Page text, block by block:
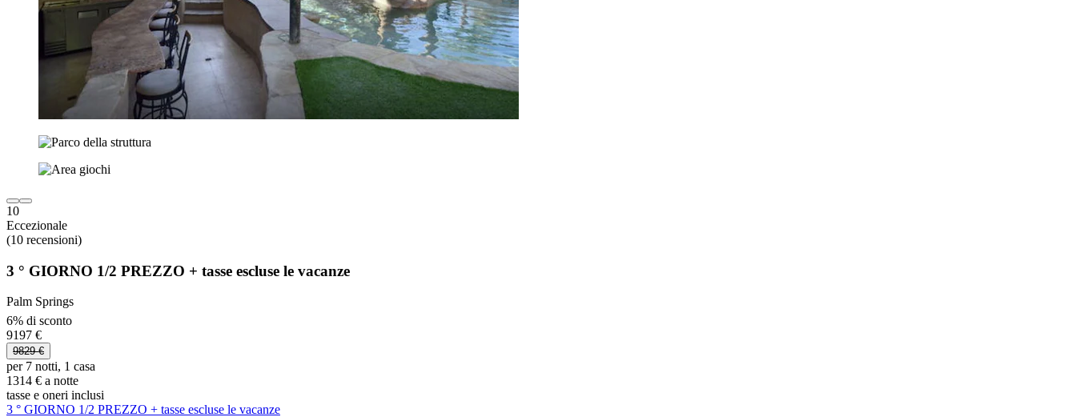
10
Eccezionale
(10 recensioni)
3 ° GIORNO 1/2 PREZZO + tasse escluse le vacanze
Palm Springs
6% di sconto
9197 €
9829 €
per 7 notti, 1 casa
1314 € a notte
tasse e oneri inclusi
3 ° GIORNO 1/2 PREZZO + tasse escluse le vacanze